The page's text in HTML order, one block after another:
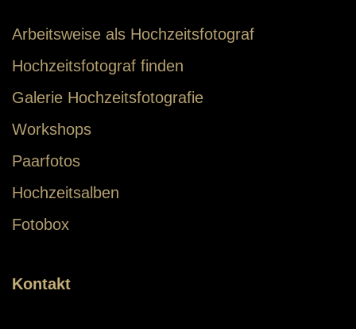
Arbeitsweise als Hochzeitsfotograf
Hochzeitsfotograf finden
Galerie Hochzeitsfotografie
Workshops
Paarfotos
Hochzeitsalben
Fotobox
Kontakt